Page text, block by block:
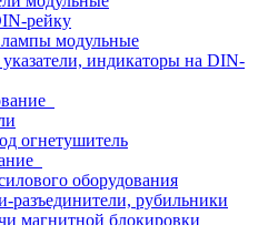
рейку
модульные
индикаторы на DIN-
огнетушитель
оборудования
разъединители, рубильники
магнитной блокировки